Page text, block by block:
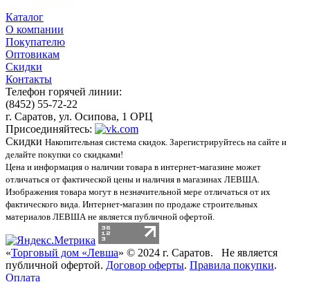
Каталог
О компании
Покупателю
Оптовикам
Скидки
Контакты
Телефон горячей линии:
(8452) 55-72-22
г. Саратов, ул. Осипова, 1 ОРЦ
Присоединяйтесь:
Скидки Накопительная система скидок. Зарегистрируйтесь на сайте и
делайте покупки со скидками!
Цена и информация о наличии товара в интернет-магазине может
отличаться от фактической цены и наличия в магазинах ЛЕВША.
Изображения товара могут в незначительной мере отличаться от их
фактического вида. Интернет-магазин по продаже строительных
материалов ЛЕВША не является публичной офертой.
«Торговый дом «Левша» © 2024 г. Саратов. Не является
публичной офертой. Договор оферты. Правила покупки.
Оплата